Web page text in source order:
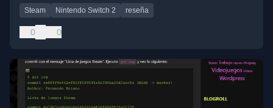
Steam Nintendo Switch 2 reseña
0 0